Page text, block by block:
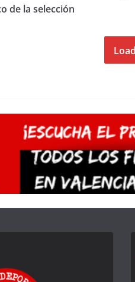
de la selección